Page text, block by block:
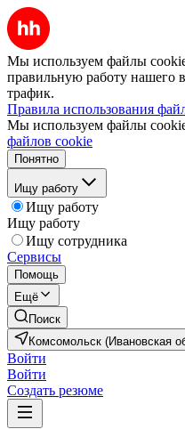
Мы используем файлы
правильную работу нашего
трафик.
Правила использования
Мы используем файлы
файлов cookie
Понятно
Ищу работу
Ищу работу
Ищу работу
Ищу сотрудника
Сервисы
Помощь
Ещё
Поиск
Комсомольск (Ивановская
Войти
Войти
Создать резюме